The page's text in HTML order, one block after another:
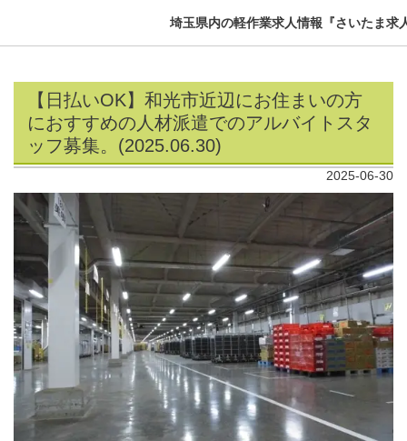
埼玉県内の軽作業求人情報『さいたま求
【日払いOK】和光市近辺にお住まいの方
におすすめの人材派遣でのアルバイトスタ
ッフ募集。(2025.06.30)
2025-06-30